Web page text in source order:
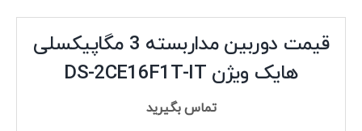
قیمت دوربین مداربسته 3 مگاپیکسلی
هایک ویژن DS-2CE16F1T-IT
تماس بگیرید